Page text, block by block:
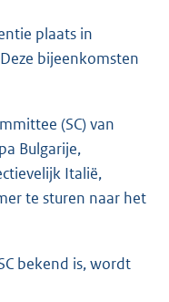
plaats in
bijeenkomsten
(SC) van
Bulgarije,
Italië,
te sturen naar het
bekend is, wordt